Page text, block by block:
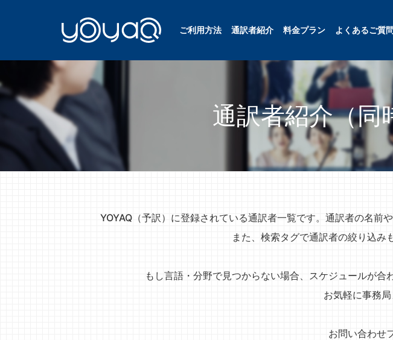
ご利用方法 通訳者紹介 料金プラン よくあるご質
通訳者紹介（同
YOYAQ（予訳）に登録されている通訳者一覧です。通訳者の名前
また、検索タグで通訳者の絞り込み
もし言語・分野で見つからない場合、スケジュールが合
お気軽に事務局
お問い合わせ